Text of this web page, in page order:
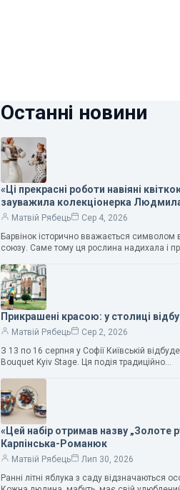
Останні новини
«Ці прекрасні роботи навіяні
зауважила колекціонерка
Матвій Рябець
Сер 4, 2026
Барвінок історично вважається символом
союзу. Саме тому ця рослина надихала і
Прикрашені красою: у столиці
Матвій Рябець
Сер 2, 2026
З 13 по 16 серпня у Софії Київській
Bouquet Kyiv Stage. Ця подія традиційно…
«Цей набір отримав назву
Карпінська-Романюк
Матвій Рябець
Лип 30, 2026
Ранні літні яблука з саду відзначаються